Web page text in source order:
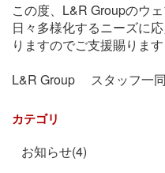
この度、L&R Groupのウ
日々多様化するニーズに
りますのでご支援賜りま
L&R Group スタッフ一同
カテゴリ
お知らせ(4)